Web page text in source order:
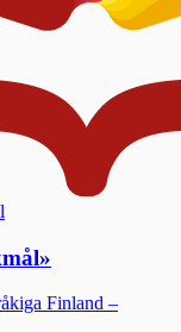
»
Finland –